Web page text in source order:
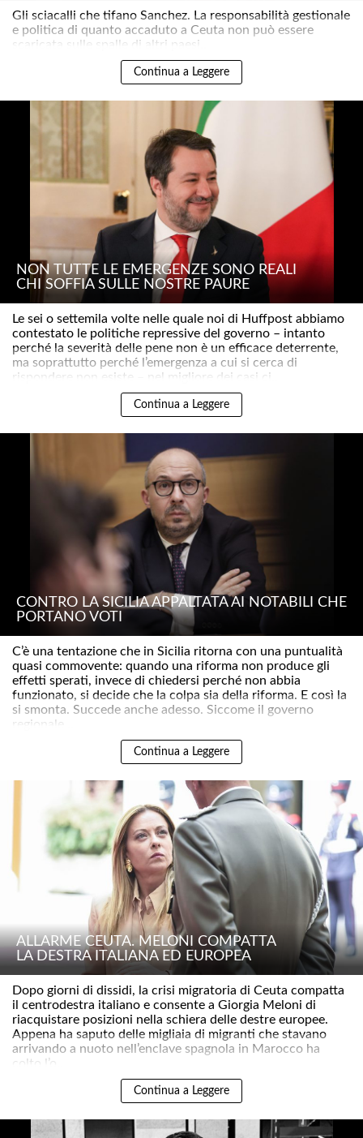
Gli sciacalli che tifano Sanchez. La responsabilità gestionale
e politica di quanto accaduto a Ceuta non può essere
scaricata sulle spalle di altri paesi..
Continua a Leggere
NON TUTTE LE EMERGENZE SONO REALI
CHI SOFFIA SULLE NOSTRE PAURE
Le sei o settemila volte nelle quale noi di Huffpost abbiamo
contestato le politiche repressive del governo – intanto
perché la severità delle pene non è un efficace deterrente,
ma soprattutto perché l’emergenza a cui si cerca di
rispondere non esiste – nel migliore dei casi ci..
Continua a Leggere
CONTRO LA SICILIA APPALTATA AI NOTABILI CHE
PORTANO VOTI
C’è una tentazione che in Sicilia ritorna con una puntualità
quasi commovente: quando una riforma non produce gli
effetti sperati, invece di chiedersi perché non abbia
funzionato, si decide che la colpa sia della riforma. E così la
si smonta. Succede anche adesso. Siccome il governo
regionale ..
Continua a Leggere
ALLARME CEUTA. MELONI COMPATTA
LA DESTRA ITALIANA ED EUROPEA
Dopo giorni di dissidi, la crisi migratoria di Ceuta compatta
il centrodestra italiano e consente a Giorgia Meloni di
riacquistare posizioni nella schiera delle destre europee.
Appena ha saputo delle migliaia di migranti che stavano
arrivando a nuoto nell’enclave spagnola in Marocco ha
colto l’o..
Continua a Leggere